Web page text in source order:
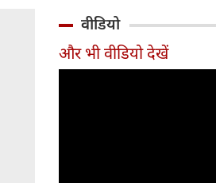
खरीदते समय
देना चाहिए।
वीडियो
और भी वीडियो देखें